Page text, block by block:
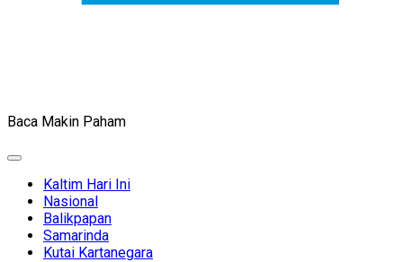
Baca Makin Paham
Expand
Current
Page
Parent
Kaltim Hari Ini
Nasional
Balikpapan
Samarinda
Kutai Kartanegara